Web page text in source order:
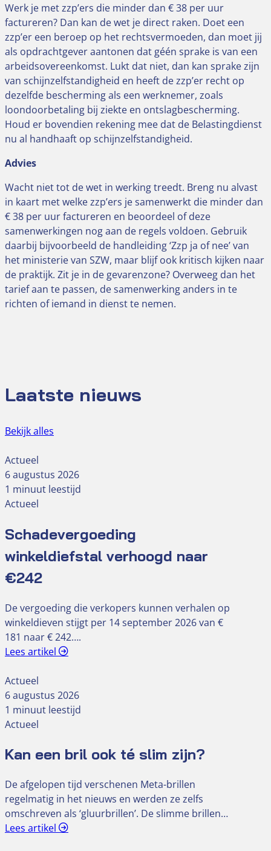
Werk je met zzp’ers die minder dan € 38 per uur
factureren? Dan kan de wet je direct raken. Doet een
zzp’er een beroep op het rechtsvermoeden, dan moet jij
als opdrachtgever aantonen dat géén sprake is van een
arbeidsovereenkomst. Lukt dat niet, dan kan sprake zijn
van schijnzelfstandigheid en heeft de zzp’er recht op
dezelfde bescherming als een werknemer, zoals
loondoorbetaling bij ziekte en ontslagbescherming.
Houd er bovendien rekening mee dat de Belastingdienst
nu al handhaaft op schijnzelfstandigheid.
Advies
Wacht niet tot de wet in werking treedt. Breng nu alvast
in kaart met welke zzp’ers je samenwerkt die minder dan
€ 38 per uur factureren en beoordeel of deze
samenwerkingen nog aan de regels voldoen. Gebruik
daarbij bijvoorbeeld de handleiding ‘Zzp ja of nee’ van
het ministerie van SZW, maar blijf ook kritisch kijken naar
de praktijk. Zit je in de gevarenzone? Overweeg dan het
tarief aan te passen, de samenwerking anders in te
richten of iemand in dienst te nemen.
Laatste nieuws
Bekijk alles
Actueel
6 augustus 2026
1 minuut leestijd
Actueel
Schadevergoeding
winkeldiefstal verhoogd naar
€242
De vergoeding die verkopers kunnen verhalen op
winkeldieven stijgt per 14 september 2026 van €
181 naar € 242….
Lees artikel
Actueel
6 augustus 2026
1 minuut leestijd
Actueel
Kan een bril ook té slim zijn?
De afgelopen tijd verschenen Meta-brillen
regelmatig in het nieuws en werden ze zelfs
omschreven als ‘gluurbrillen’. De slimme brillen…
Lees artikel